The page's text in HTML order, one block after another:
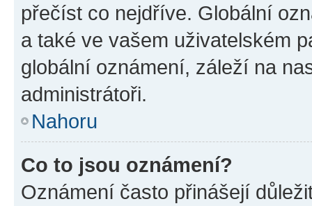
přečíst co nejdříve. Globální
a také ve vašem uživatelském
globální oznámení, záleží na
administrátoři.
Nahoru
Co to jsou oznámení?
Oznámení často přinášejí